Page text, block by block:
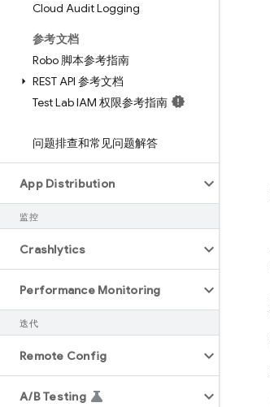
Cloud Audit Logging
参考文档
Robo 脚本参考指南
REST API 参考文档
Test Lab IAM 权限参考指南
问题排查和常见问题解答
App Distribution
监控
Crashlytics
Performance Monitoring
迭代
Remote Config
A/B Testing